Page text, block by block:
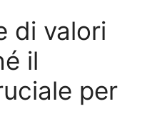
di valori
il
per